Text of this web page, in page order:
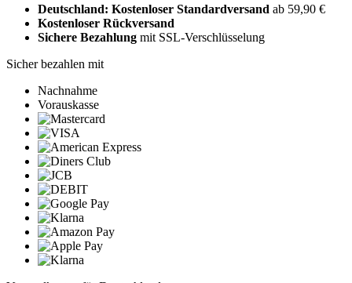
Deutschland: Kostenloser Standardversand ab 59,90 €
Kostenloser Rückversand
Sichere Bezahlung mit SSL-Verschlüsselung
Sicher bezahlen mit
Nachnahme
Vorauskasse